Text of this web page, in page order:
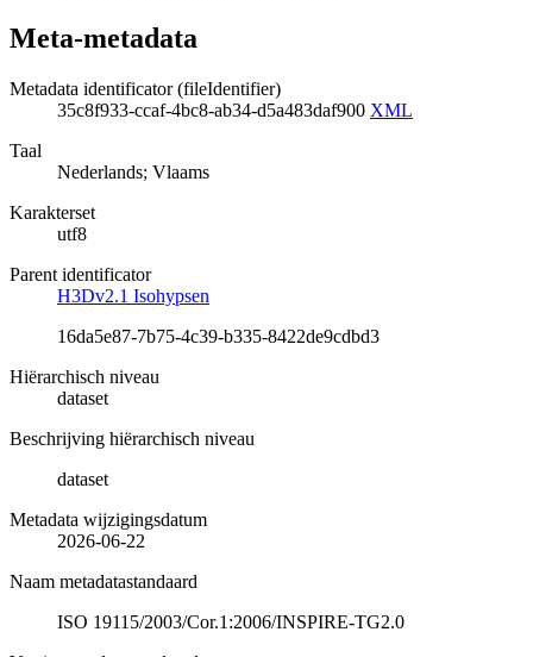
Meta-metadata
Metadata identificator (fileIdentifier)
35c8f933-ccaf-4bc8-ab34-d5a483daf900 XML
Taal
Nederlands; Vlaams
Karakterset
utf8
Parent identificator
H3Dv2.1 Isohypsen
16da5e87-7b75-4c39-b335-8422de9cdbd3
Hiërarchisch niveau
dataset
Beschrijving hiërarchisch niveau
dataset
Metadata wijzigingsdatum
2026-06-22
Naam metadatastandaard
ISO 19115/2003/Cor.1:2006/INSPIRE-TG2.0